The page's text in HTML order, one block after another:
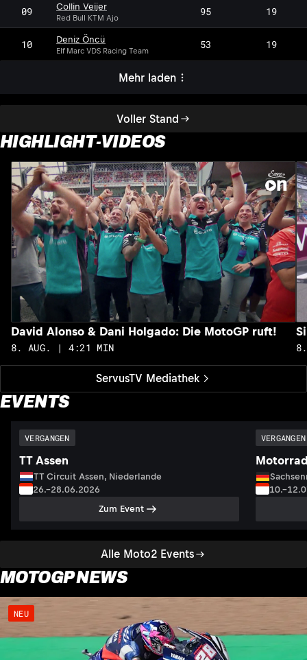
Voller Stand
09 Collin Veijer
Red Bull KTM Ajo 95 19
10 Deniz Öncü
Elf Marc VDS Racing Team 53 19
Mehr laden
HIGHLIGHT-VIDEOS
ServusTV Mediathek
David Alonso & Dani Holgado: Die MotoGP ruft!
8. AUG. | 4:21 MIN
EVENTS
Alle Moto2 Events
VERGANGEN
TT Assen
TT Circuit Assen, Niederlande
26.–28.06.2026
Zum Event
VERGANGEN
MOTOGP NEWS
NEU